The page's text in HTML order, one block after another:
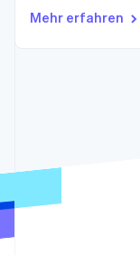
Start-up-
Mehr erfahren